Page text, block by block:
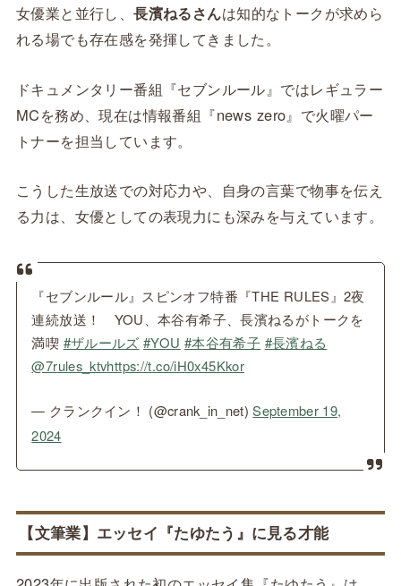
女優業と並行し、長濱ねるさんは知的なトークが求めら
れる場でも存在感を発揮してきました。
ドキュメンタリー番組『セブンルール』ではレギュラー
MCを務め、現在は情報番組『news zero』で火曜パー
トナーを担当しています。
こうした生放送での対応力や、自身の言葉で物事を伝え
る力は、女優としての表現力にも深みを与えています。
『セブンルール』スピンオフ特番『THE RULES』2夜
連続放送！ YOU、本谷有希子、長濱ねるがトークを
満喫 #ザルールズ #YOU #本谷有希子 #長濱ねる
@7rules_ktvhttps://t.co/iH0x45Kkor
— クランクイン！ (@crank_in_net)September 19,
2024
【文筆業】エッセイ『たゆたう』に見る才能